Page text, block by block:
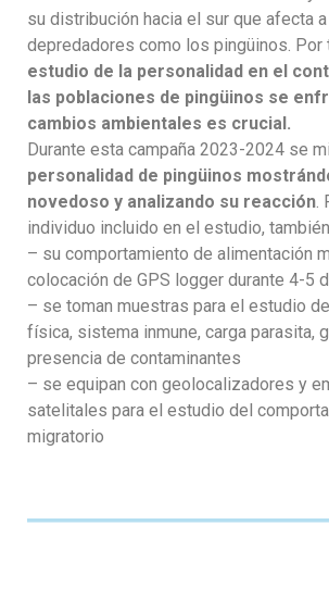
su distribución hacia el sur que afecta
depredadores como los pingüinos. Por
estudio de la personalidad en el
las poblaciones de pingüinos se
cambios ambientales es crucial.
Durante esta campaña 2023-2024 se
personalidad de pingüinos
novedoso y analizando su reacción.
individuo incluido en el estudio,
– su comportamiento de alimentación
colocación de GPS logger durante 4-5
– se toman muestras para el estudio
física, sistema inmune, carga parasita,
presencia de contaminantes
– se equipan con geolocalizadores y
satelitales para el estudio del
migratorio